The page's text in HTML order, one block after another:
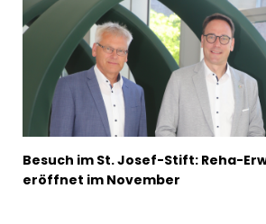
Besuch im St. Josef-Stift: Reha-
eröffnet im November